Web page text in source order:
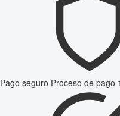
Pago seguro Proceso de pago